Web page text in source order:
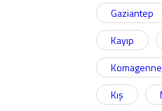
Gaziantep
Kayıp
Komagenne
Kış